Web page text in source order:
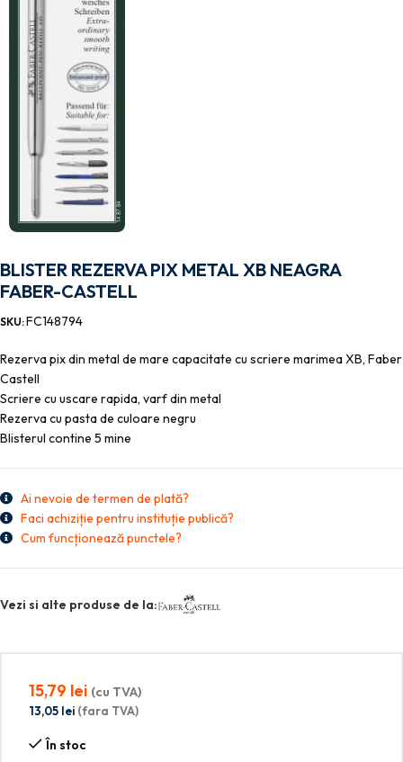
BLISTER REZERVA PIX METAL XB NEAGRA
FABER-CASTELL
SKU:FC148794
Rezerva pix din metal de mare capacitate cu scriere marimea XB, Faber
Castell
Scriere cu uscare rapida, varf din metal
Rezerva cu pasta de culoare negru
Blisterul contine 5 mine
Ai nevoie de termen de plată?
Faci achiziție pentru instituție publică?
Cum funcționează punctele?
Vezi si alte produse de la:
15,79 lei (cu TVA)
13,05 lei (fara TVA)
În stoc